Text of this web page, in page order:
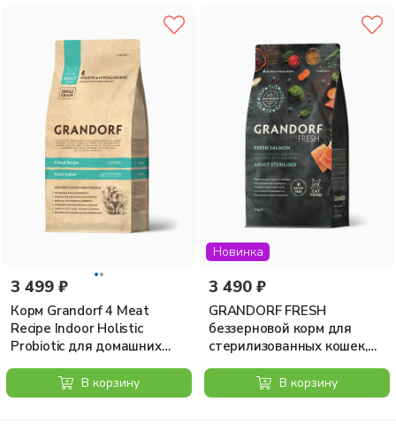
3 499 ₽
Корм Grandorf 4 Meat
Recipe Indoor Holistic
Probiotic для домашних
кошек, с пробиотиками, 4
вида мяса, 2 кгВ корзину
Новинка
3 490 ₽
GRANDORF FRESH
беззерновой корм для
стерилизованных кошек,
свежее филе лосося с
бататом, 2 кгВ корзину